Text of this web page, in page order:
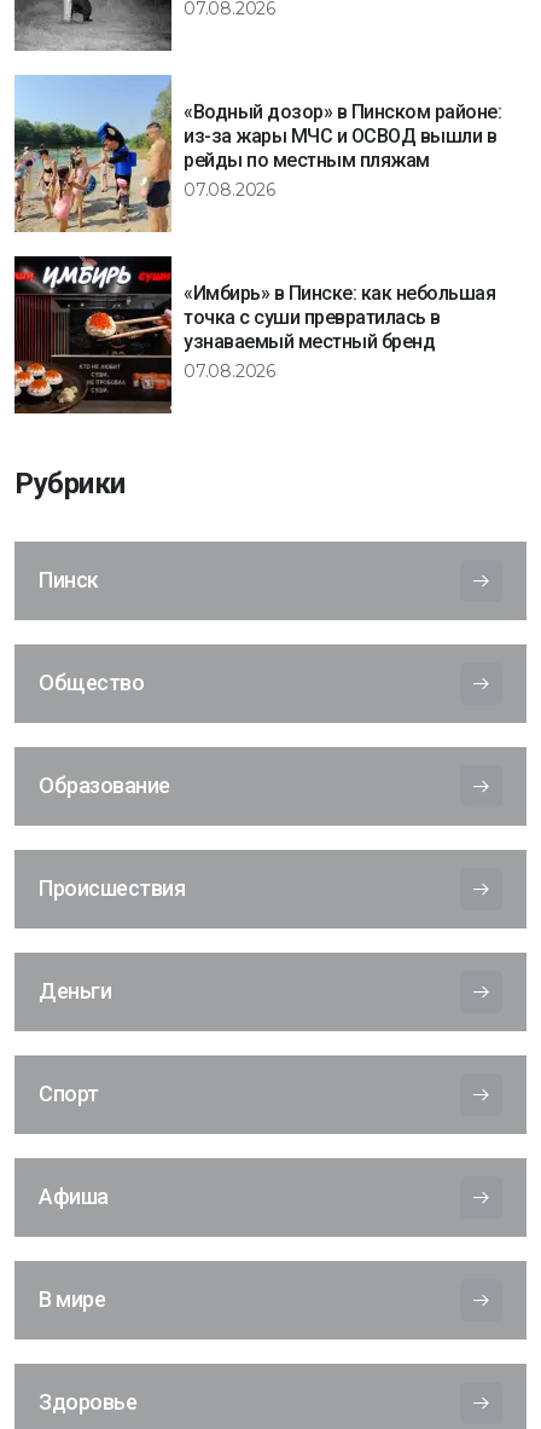
07.08.2026
«Водный дозор» в Пинском районе:
из-за жары МЧС и ОСВОД вышли в
рейды по местным пляжам
07.08.2026
«Имбирь» в Пинске: как небольшая
точка с суши превратилась в
узнаваемый местный бренд
07.08.2026
Рубрики
Пинск
Общество
Образование
Происшествия
Деньги
Спорт
Афиша
В мире
Здоровье